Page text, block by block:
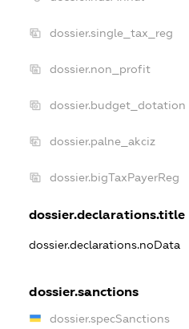
dossier.single_tax_reg
dossier.non_profit
dossier.budget_dotation
dossier.palne_akciz
dossier.bigTaxPayerReg
dossier.declarations.title
dossier.declarations.noData
dossier.sanctions
dossier.specSanctions